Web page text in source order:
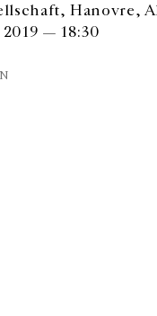
Hanovre,
— 18:30